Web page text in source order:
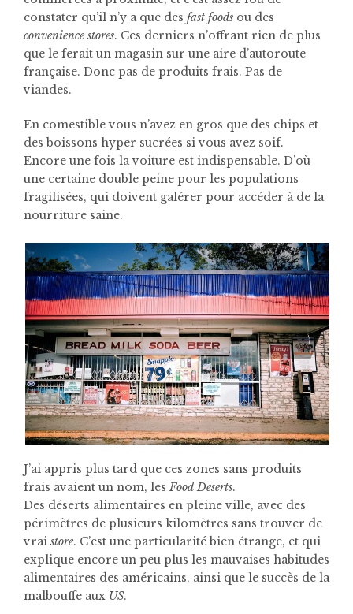
constater qu’il n’y a que des fast foods ou des
convenience stores. Ces derniers n’offrant rien de plus
que le ferait un magasin sur une aire d’autoroute
française. Donc pas de produits frais. Pas de
viandes.
En comestible vous n’avez en gros que des chips et
des boissons hyper sucrées si vous avez soif.
Encore une fois la voiture est indispensable. D’où
une certaine double peine pour les populations
fragilisées, qui doivent galérer pour accéder à de la
nourriture saine.
J’ai appris plus tard que ces zones sans produits
frais avaient un nom, lesFood Deserts.
Des déserts alimentaires en pleine ville, avec des
périmètres de plusieurs kilomètres sans trouver de
vrai store. C’est une particularité bien étrange, et qui
explique encore un peu plus les mauvaises habitudes
alimentaires des américains, ainsi que le succès de la
malbouffe aux US.